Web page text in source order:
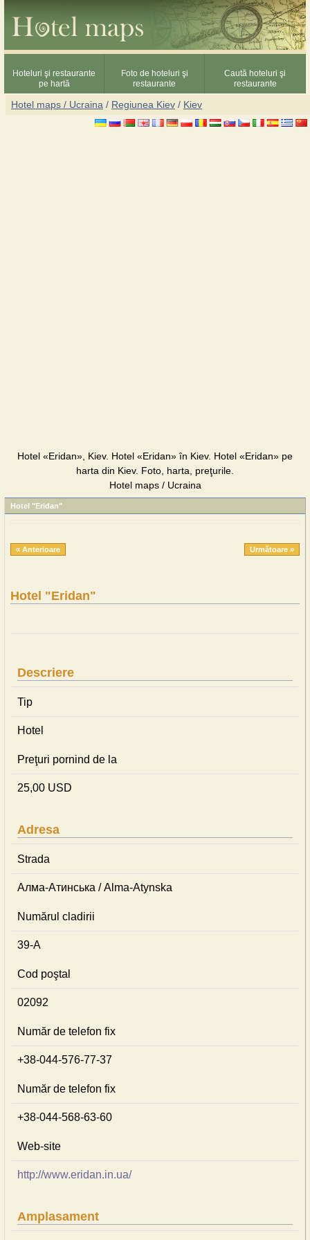
Hoteluri şi restaurante
pe hartă
Foto de hoteluri şi
restaurante
Caută hoteluri şi
restaurante
Hotel maps / Ucraina / Regiunea Kiev / Kiev
Hotel «Eridan», Kiev. Hotel «Eridan» în Kiev. Hotel «Eridan» pe
harta din Kiev. Foto, harta, preţurile.
Hotel maps / Ucraina
Hotel "Eridan"
« Anterioare Următoare »
Hotel "Eridan"
Descriere
Tip
Hotel
Preţuri pornind de la
25,00 USD
Adresa
Strada
Алма-Атинська / Alma-Atynska
Numărul cladirii
39-А
Cod poştal
02092
Număr de telefon fix
+38-044-576-77-37
Număr de telefon fix
+38-044-568-63-60
Web-site
http://www.eridan.in.ua/
Amplasament